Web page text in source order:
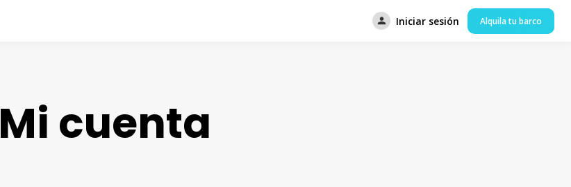
Iniciar sesión Alquila tu barco
Mi cuenta